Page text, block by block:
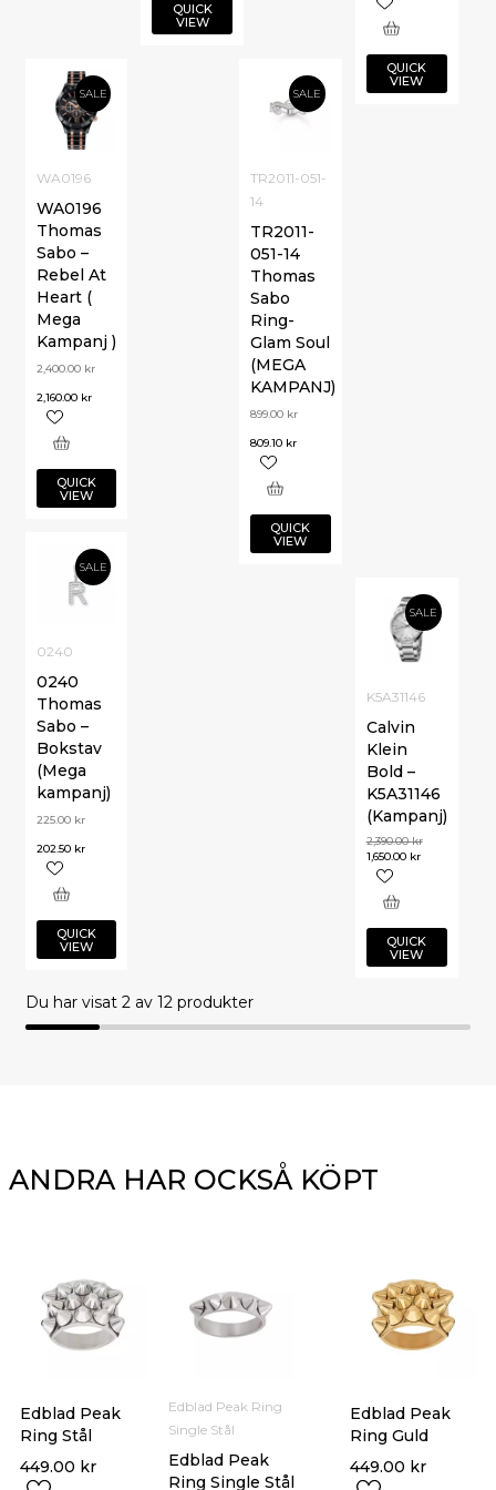
QUICK
VIEW
QUICK
VIEW
SALE
WA0196
WA0196
Thomas
Sabo –
Rebel At
Heart (
Mega
Kampanj )
2,400.00 kr
2,160.00 kr
QUICK
VIEW
SALE
TR2011-051-
14
TR2011-
051-14
Thomas
Sabo
Ring-
Glam Soul
(MEGA
KAMPANJ)
899.00 kr
809.10 kr
QUICK
VIEW
SALE
0240
0240
Thomas
Sabo –
Bokstav
(Mega
kampanj)
225.00 kr
202.50 kr
QUICK
VIEW
SALE
K5A31146
Calvin
Klein
Bold –
K5A31146
(Kampanj)
2,390.00kr
1,650.00 kr
QUICK
VIEW
Du har visat 2av 12 produkter
ANDRA HAR OCKSÅ KÖPT
Edblad Peak
Ring Stål
449.00 kr
Edblad Peak
Ring Guld
449.00 kr
Edblad Peak Ring
Single Stål
Edblad Peak
Ring Single Stål